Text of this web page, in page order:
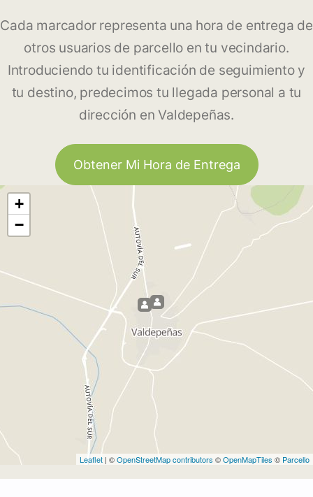
Cada marcador representa una hora de entrega de
otros usuarios de parcello en tu vecindario.
Introduciendo tu identificación de seguimiento y
tu destino, predecimos tu llegada personal a tu
dirección en Valdepeñas.
Obtener Mi Hora de Entrega
+
−
Leaflet | ©OpenStreetMap contributors ©OpenMapTiles © Parcello